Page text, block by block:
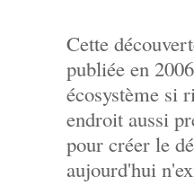
Cette
publiée en
écosystème si
endroit aussi
pour créer le
aujourd'hui